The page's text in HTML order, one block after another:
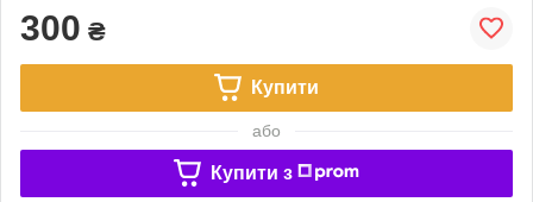
300 ₴
Купити
або
Купити з